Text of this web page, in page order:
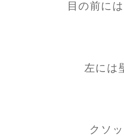
目の前に
左には
クソ